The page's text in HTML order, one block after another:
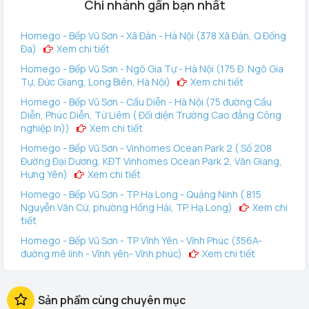
Ngoài hệ thống máng hút chổi quét thông thường, Deebot
U2 Pro được trang bị thêm bộ Pet Care Kit gồm thùng rác
full size 800ml, chổi chính chuyên dụng hút lông thú giảm tối
ra việc cuốn mắc lông thú.
Đa dạng chế độ làm sạch khác nhau
Sử dụng đúng phương pháp cho công việc làm sạch với một
loạt các tùy chọn chế độ làm sạch khác nhau để mang lại
hiệu quả cao nhất. Chế độ tự động để làm sạch tổng quát,
chế độ Edge để làm sạch ven tường và các cạnh cụ thể và
chế độ Spot là làm sạch một khu vực được chọn.
Chi nhánh gần bạn nhất
Homego - Bếp Vũ Sơn - Xã Đàn - Hà Nội (378 Xã Đàn, Q Đống
Đa)
Xem chi tiết
Homego - Bếp Vũ Sơn - Ngô Gia Tự - Hà Nội (175 Đ. Ngô Gia
Tự, Đức Giang, Long Biên, Hà Nội)
Xem chi tiết
Homego - Bếp Vũ Sơn - Cầu Diễn - Hà Nội (75 đường Cầu
Diễn, Phúc Diễn, Từ Liêm ( Đối diện Trường Cao đẳng Công
nghiệp In))
Xem chi tiết
Homego - Bếp Vũ Sơn - Vinhomes Ocean Park 2 ( Số 208
Đường Đại Dương, KĐT Vinhomes Ocean Park 2, Văn Giang,
Hưng Yên)
Xem chi tiết
Homego - Bếp Vũ Sơn - TP Hạ Long - Quảng Ninh ( 815
Nguyễn Văn Cừ, phường Hồng Hải, TP. Hạ Long)
Xem chi
tiết
Homego - Bếp Vũ Sơn - TP Vĩnh Yên - Vĩnh Phúc (356A-
đường mê linh - Vĩnh yên- Vĩnh phúc)
Xem chi tiết
- Vinhomes Ocean Park 3, Văn Giang, Hưng Yên)
chi tiếtSản phẩm cùng chuyên mục